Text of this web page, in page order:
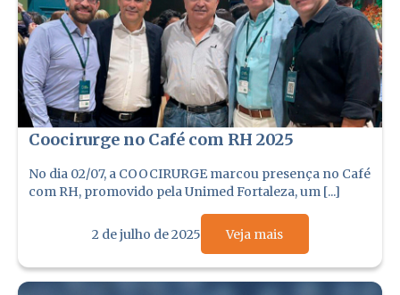
Coocirurge no Café com RH 2025
No dia 02/07, a COOCIRURGE marcou presença no Café
com RH, promovido pela Unimed Fortaleza, um [...]
2 de julho de 2025 Veja mais